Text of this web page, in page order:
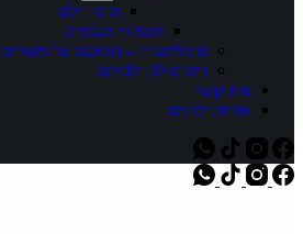
הוט ווילס
משחקי מגנטים
סובלימציה – הדפסה על מוצרים
ריהוט לגן ולכיתה
צרו קשר
אודות ימיניס